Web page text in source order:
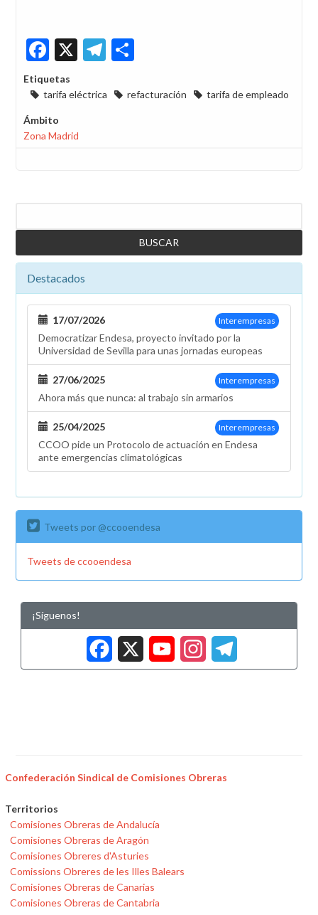
Facebook
X Telegram
Etiquetas
tarifa eléctrica
refacturación tarifa de empleado
Ámbito
Zona Madrid
Destacados
Interempresas
17/07/2026
Democratizar Endesa, proyecto invitado por la
Universidad de Sevilla para unas jornadas europeas
Interempresas
27/06/2025
Ahora más que nunca: al trabajo sin armarios
Interempresas
25/04/2025
CCOO pide un Protocolo de actuación en Endesa
ante emergencias climatológicas
Tweets por @ccooendesa
Tweets de ccooendesa
¡Síguenos!
Facebook
X
Confederación Sindical de Comisiones Obreras
Territorios
Comisiones Obreras de Andalucía
Comisiones Obreras de Aragón
Comisiones Obreres d'Asturies
Comissions Obreres de les Illes Balears
Comisiones Obreras de Canarias
Comisiones Obreras de Cantabria